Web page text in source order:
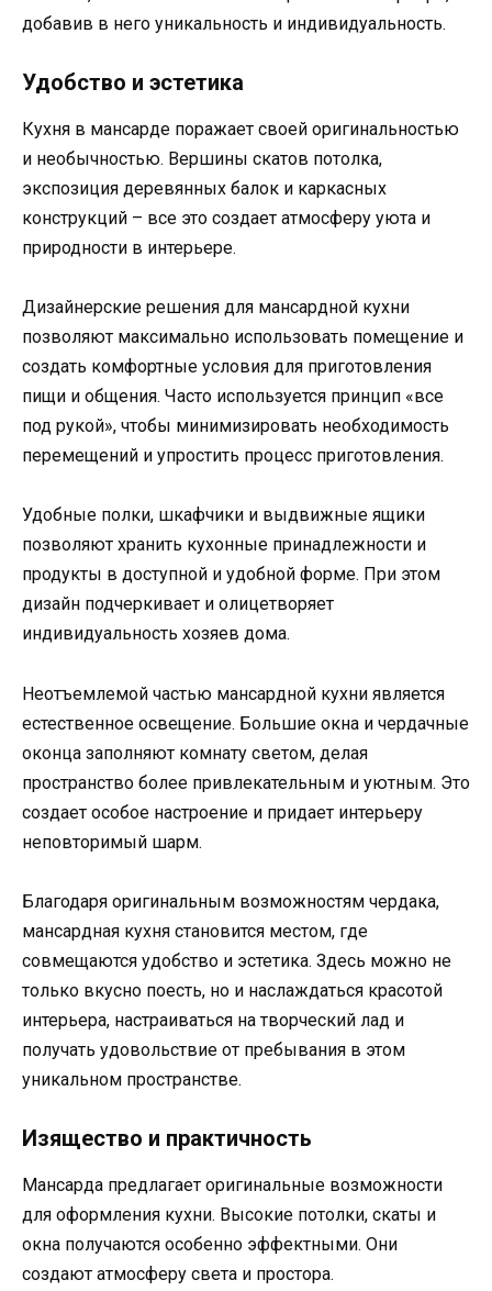
добавив в него уникальность и индивидуальность.
Удобство и эстетика
Кухня в мансарде поражает своей оригинальностью
и необычностью. Вершины скатов потолка,
экспозиция деревянных балок и каркасных
конструкций – все это создает атмосферу уюта и
природности в интерьере.
Дизайнерские решения для мансардной кухни
позволяют максимально использовать помещение и
создать комфортные условия для приготовления
пищи и общения. Часто используется принцип «все
под рукой», чтобы минимизировать необходимость
перемещений и упростить процесс приготовления.
Удобные полки, шкафчики и выдвижные ящики
позволяют хранить кухонные принадлежности и
продукты в доступной и удобной форме. При этом
дизайн подчеркивает и олицетворяет
индивидуальность хозяев дома.
Неотъемлемой частью мансардной кухни является
естественное освещение. Большие окна и чердачные
оконца заполняют комнату светом, делая
пространство более привлекательным и уютным. Это
создает особое настроение и придает интерьеру
неповторимый шарм.
Благодаря оригинальным возможностям чердака,
мансардная кухня становится местом, где
совмещаются удобство и эстетика. Здесь можно не
только вкусно поесть, но и наслаждаться красотой
интерьера, настраиваться на творческий лад и
получать удовольствие от пребывания в этом
уникальном пространстве.
Изящество и практичность
Мансарда предлагает оригинальные возможности
для оформления кухни. Высокие потолки, скаты и
окна получаются особенно эффектными. Они
создают атмосферу света и простора.